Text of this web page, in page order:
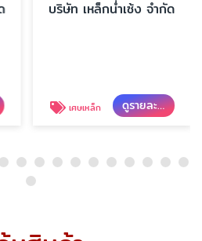
บริษัท เหล็กน่ำเซ้ง จำกัด
เศษเหล็ก ดูรายละเอียด